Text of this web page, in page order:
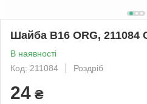
Шайба B16 ORG, 211084
В наявності
Код: 211084
Роздріб
24 ₴